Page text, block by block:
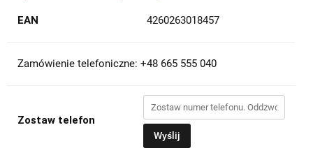
EAN 4260263018457
Zamówienie telefoniczne: +48 665 555 040
Zostaw telefon
Wyślij